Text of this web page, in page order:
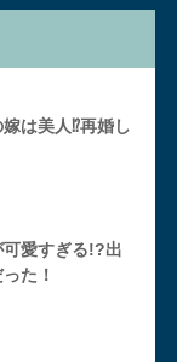
嫁は美人⁉︎再婚し
可愛すぎる!?出
た！